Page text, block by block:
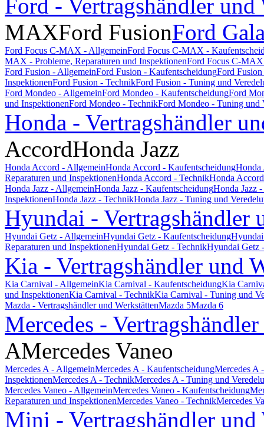
Ford - Vertragshändler und
MAXFord FusionFord
Ford Focus C-MAX - AllgemeinFord Focus C-MAX -
MAX - Probleme, Reparaturen und InspektionenFord Focus C-
Ford Fusion - AllgemeinFord Fusion - KaufentscheidungFord
InspektionenFord Fusion - TechnikFord Fusion - Tuning und
Ford Mondeo - AllgemeinFord Mondeo - KaufentscheidungFord
und InspektionenFord Mondeo - TechnikFord Mondeo - Tuning und
Honda - Vertragshändler
AccordHonda Jazz
Honda Accord - AllgemeinHonda Accord - KaufentscheidungHonda
Reparaturen und InspektionenHonda Accord - TechnikHonda
Honda Jazz - AllgemeinHonda Jazz - KaufentscheidungHonda Jazz
InspektionenHonda Jazz - TechnikHonda Jazz - Tuning und
Hyundai - Vertragshändler
Hyundai Getz - AllgemeinHyundai Getz - Kaufentscheidung
Reparaturen und InspektionenHyundai Getz - TechnikHyundai Getz
Kia - Vertragshändler und
Kia Carnival - AllgemeinKia Carnival - KaufentscheidungKia
und InspektionenKia Carnival - TechnikKia Carnival - Tuning und
Mazda - Vertragshändler und WerkstättenMazda 5Mazda 6
Mercedes -
AMercedes Vaneo
Mercedes A - AllgemeinMercedes A - KaufentscheidungMercedes A
InspektionenMercedes A - TechnikMercedes A - Tuning und
Mercedes Vaneo - AllgemeinMercedes Vaneo - Kaufentscheidung
Reparaturen und InspektionenMercedes Vaneo - TechnikMercedes
Mini - Vertragshändler und